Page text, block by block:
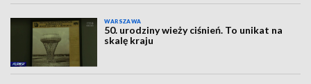
WARSZAWA
50. urodziny wieży ciśnień. To unikat na
skalę kraju